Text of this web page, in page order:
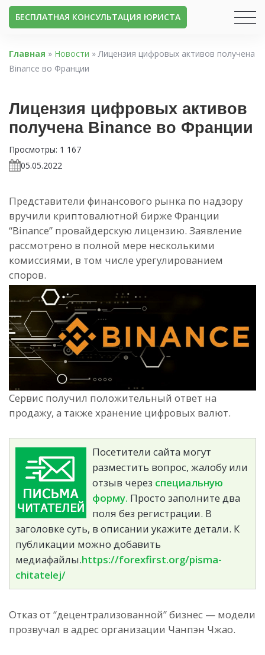
БЕСПЛАТНАЯ КОНСУЛЬТАЦИЯ ЮРИСТА
Главная » Новости »Лицензия цифровых активов получена
Binance во Франции
Лицензия цифровых активов
получена Binance во Франции
Просмотры: 1 167
05.05.2022
Представители финансового рынка по надзору
вручили криптовалютной бирже Франции
“Binance” провайдерскую лицензию. Заявление
рассмотрено в полной мере несколькими
комиссиями, в том числе урегулированием
споров.
Сервис получил положительный ответ на
продажу, а также хранение цифровых валют.
Посетители сайта могут
разместить вопрос, жалобу или
отзыв через специальную
форму. Просто заполните два
поля без регистрации. В
заголовке суть, в описании укажите детали. К
публикации можно добавить
медиафайлы.https://forexfirst.org/pisma-
chitatelej/
Отказ от “децентрализованной” бизнес — модели
прозвучал в адрес организации Чанпэн Чжао.